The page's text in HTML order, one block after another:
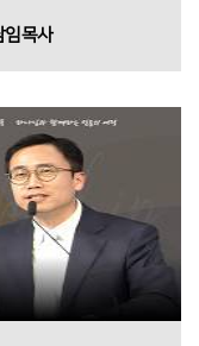
임목사